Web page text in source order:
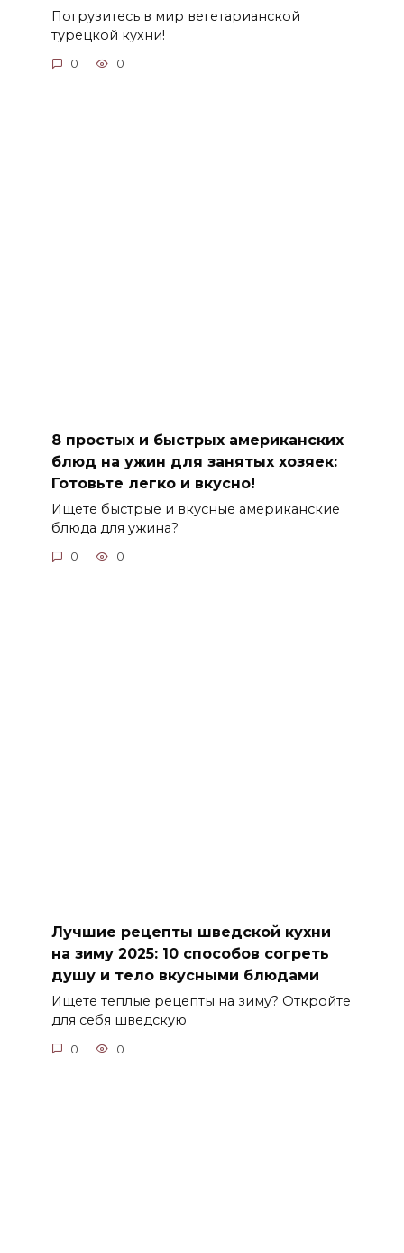
Погрузитесь в мир вегетарианской
турецкой кухни!
0 0
8 простых и быстрых американских
блюд на ужин для занятых хозяек:
Готовьте легко и вкусно!
Ищете быстрые и вкусные американские
блюда для ужина?
0 0
Лучшие рецепты шведской кухни
на зиму 2025: 10 способов согреть
душу и тело вкусными блюдами
Ищете теплые рецепты на зиму? Откройте
для себя шведскую
0 0